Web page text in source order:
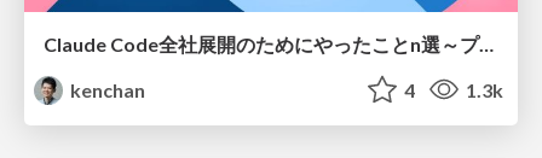
Claude Code全社展開のためにやったことn選～プラグイン302個・コミッター271人を支えるために～
kenchan
4 1.3k